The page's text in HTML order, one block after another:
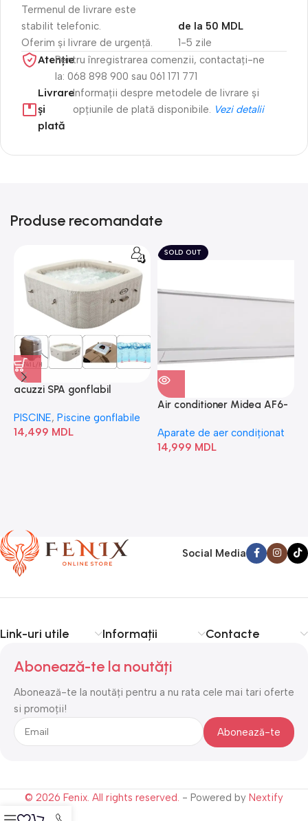
Termenul de livrare este
stabilit telefonic.
Oferim și livrare de urgență.
1-5 zile
de la 50 MDL
Atenție​Pentru înregistrarea comenzii, contactați-ne
la: 068 898 900 sau 061 171 771
Livrare
și
plată
Informații despre metodele de livrare și
opțiunile de plată disponibile. Vezi detalii
Produse recomandate
acuzzi SPA gonflabil
Bubble” 28446
PISCINE, Piscine gonflabile
14,499 MDL
SOLD OUT
Air conditioner Midea AF6-
Aparate de aer condiționat
14,999 MDL
Social Media
Link-uri utile Informații Contacte
Abonează-te la noutăți
Abonează-te la noutăți pentru a nu rata cele mai tari oferte
si promoții!
© 2026 Fenix. All rights reserved. - Powered by Nextify